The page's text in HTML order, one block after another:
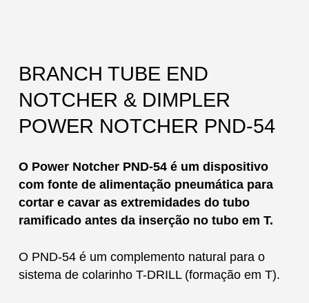
BRANCH TUBE END
NOTCHER & DIMPLER
POWER NOTCHER PND-54
O Power Notcher PND-54 é um dispositivo
com fonte de alimentação pneumática para
cortar e cavar as extremidades do tubo
ramificado antes da inserção no tubo em T.
O PND-54 é um complemento natural para o
sistema de colarinho T-DRILL (formação em T).